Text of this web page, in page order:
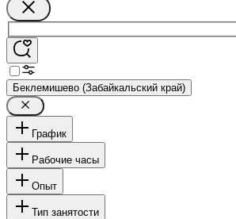
Беклемишево (Забайкальский край)
График
Рабочие часы
Опыт
Тип занятости